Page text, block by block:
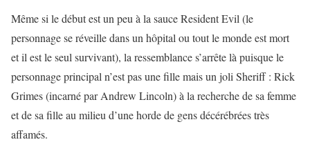
Même si le début est un peu à la sauce Resident Evil (le
personnage se réveille dans un hôpital ou tout le monde est mort
et il est le seul survivant), la ressemblance s’arrête là puisque le
personnage principal n’est pas une fille mais un joli Sheriff : Rick
Grimes (incarné par Andrew Lincoln) à la recherche de sa femme
et de sa fille au milieu d’une horde de gens décérébrées très
affamés.